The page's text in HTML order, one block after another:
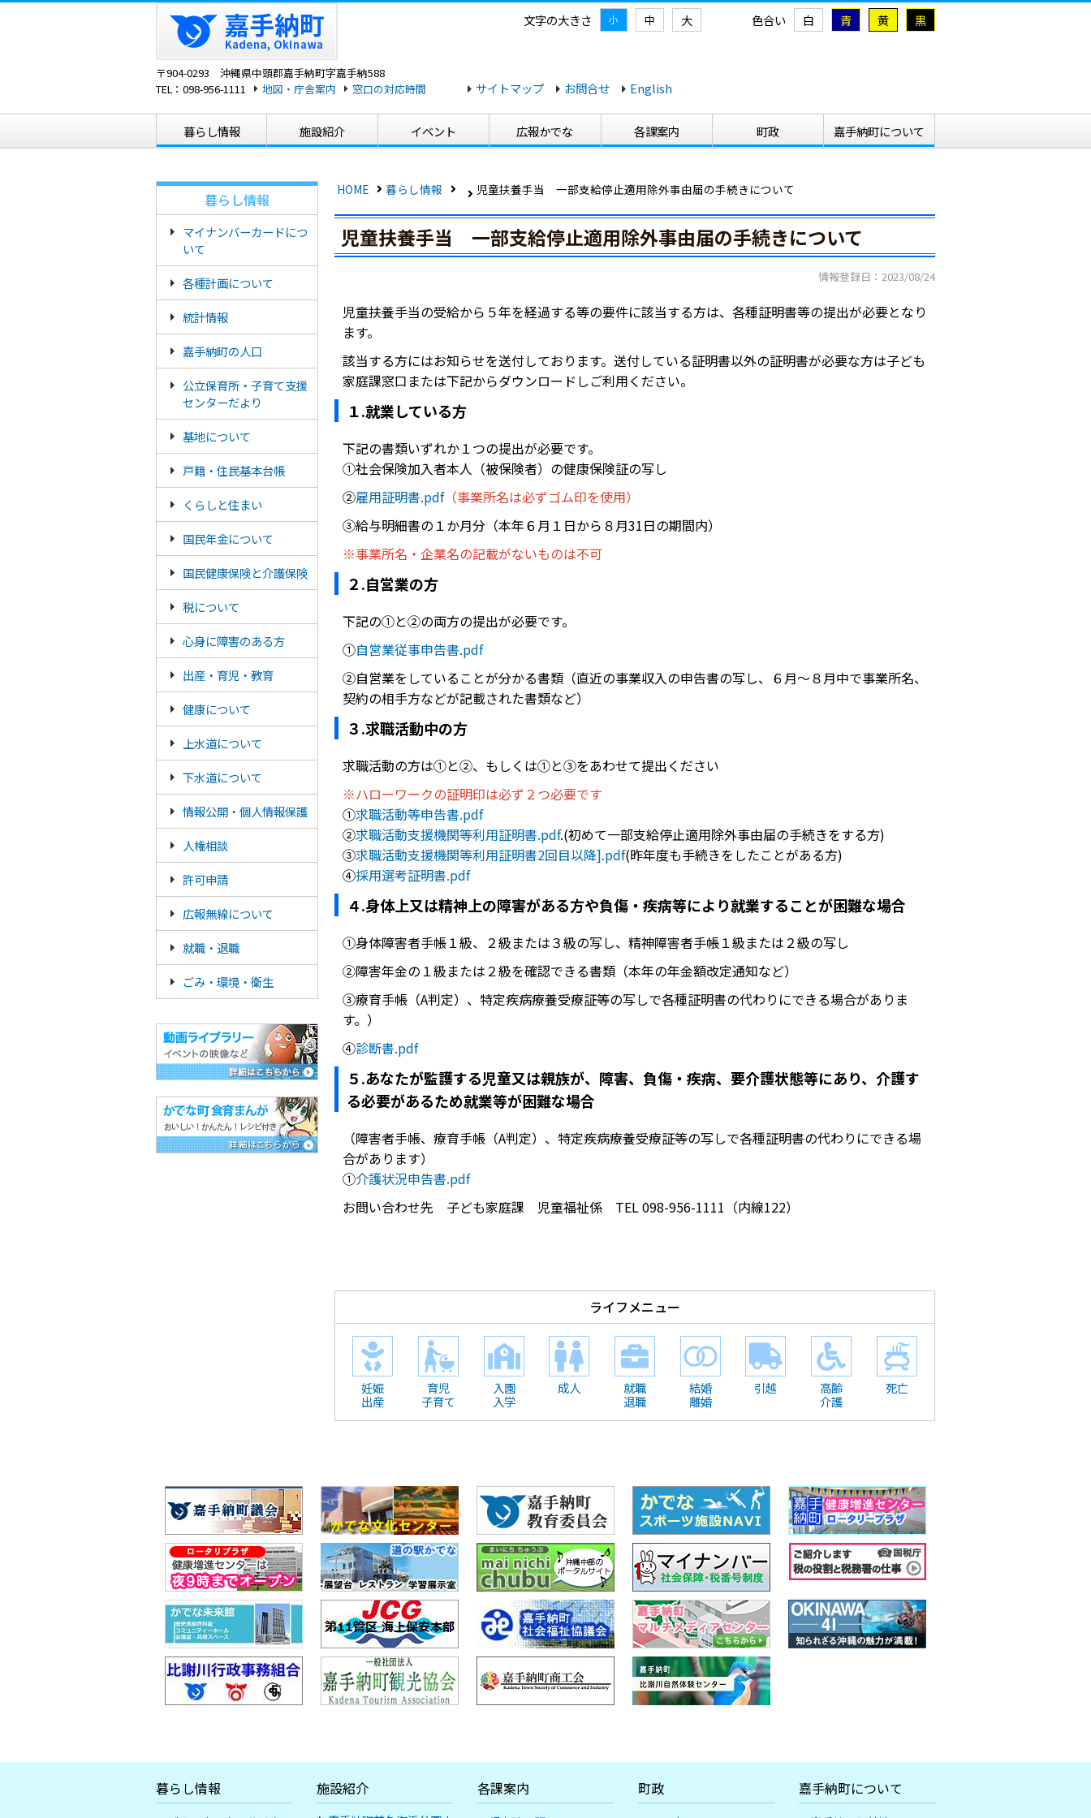
〒904-0293 沖縄県中頭郡嘉手納町字嘉手納588
TEL： 098-956-1111 地図・庁舎案内 窓口の対応時間
文字の大きさ 小 中 大 色合い 白 青 黄 黒
サイトマップ お問合せ English
暮らし情報 施設紹介 イベント 広報かでな 各課案内 町政 嘉手納町について
HOME 暮らし情報 児童扶養手当 一部支給停止適用除外事由届の手続きについて
児童扶養手当 一部支給停止適用除外事由届の手続きについて
情報登録日：2023/08/24
児童扶養手当の受給から５年を経過する等の要件に該当する方は、各種証明書等の提出が必要となり
ます。
該当する方にはお知らせを送付しております。送付している証明書以外の証明書が必要な方は子ども
家庭課窓口または下記からダウンロードしご利用ください。
１.就業している方
下記の書類いずれか１つの提出が必要です。
①社会保険加入者本人（被保険者）の健康保険証の写し
②雇用証明書.pdf（事業所名は必ずゴム印を使用）
③給与明細書の１か月分（本年６月１日から８月31日の期間内）
※事業所名・企業名の記載がないものは不可
２.自営業の方
下記の①と②の両方の提出が必要です。
①自営業従事申告書.pdf
②自営業をしていることが分かる書類（直近の事業収入の申告書の写し、６月～８月中で事業所名、
契約の相手方などが記載された書類など）
３.求職活動中の方
求職活動の方は①と②、もしくは①と③をあわせて提出ください
※ハローワークの証明印は必ず２つ必要です
①求職活動等申告書.pdf
②求職活動支援機関等利用証明書.pdf.(初めて一部支給停止適用除外事由届の手続きをする方)
③求職活動支援機関等利用証明書2回目以降].pdf(昨年度も手続きをしたことがある方)
④採用選考証明書.pdf
４.身体上又は精神上の障害がある方や負傷・疾病等により就業することが困難な場合
①身体障害者手帳１級、２級または３級の写し、精神障害者手帳１級または２級の写し
②障害年金の１級または２級を確認できる書類（本年の年金額改定通知など）
③療育手帳（A判定）、特定疾病療養受療証等の写しで各種証明書の代わりにできる場合がありま
す。）
④診断書.pdf
５.あなたが監護する児童又は親族が、障害、負傷・疾病、要介護状態等にあり、介護す
る必要があるため就業等が困難な場合
（障害者手帳、療育手帳（A判定）、特定疾病療養受療証等の写しで各種証明書の代わりにできる場
合があります）
①介護状況申告書.pdf
お問い合わせ先 子ども家庭課 児童福祉係 TEL 098-956-1111（内線122）
ライフメニュー
妊娠
出産
育児
子育て
入園
入学
成人
就職
退職
結婚
離婚
引越
高齢
介護
死亡
暮らし情報
マイナンバーカードにつ
いて
各種計画について
統計情報
嘉手納町の人口
公立保育所・子育て支援
センターだより
基地について
戸籍・住民基本台帳
くらしと住まい
国民年金について
国民健康保険と介護保険
税について
心身に障害のある方
出産・育児・教育
健康について
上水道について
下水道について
情報公開・個人情報保護
人権相談
許可申請
広報無線について
就職・退職
ごみ・環境・衛生
暮らし情報 施設紹介 各課案内 町政 嘉手納町について